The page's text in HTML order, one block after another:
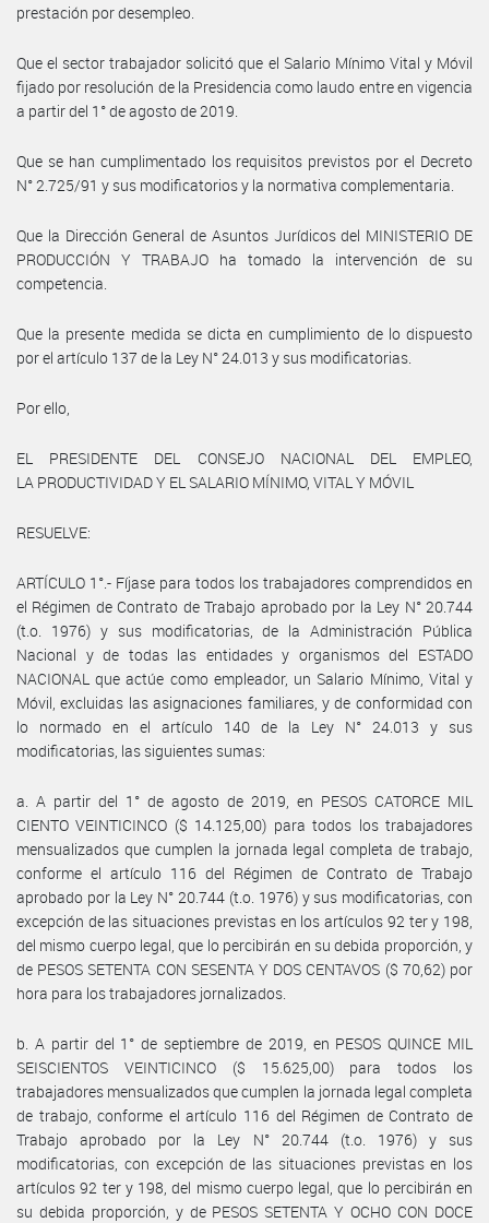
prestación por desempleo.
Que el sector trabajador solicitó que el Salario Mínimo Vital y Móvil
fijado por resolución de la Presidencia como laudo entre en vigencia
a partir del 1° de agosto de 2019.
Que se han cumplimentado los requisitos previstos por el Decreto
N° 2.725/91 y sus modificatorios y la normativa complementaria.
Que la Dirección General de Asuntos Jurídicos del MINISTERIO DE
PRODUCCIÓN Y TRABAJO ha tomado la intervención de su
competencia.
Que la presente medida se dicta en cumplimiento de lo dispuesto
por el artículo 137 de la Ley N° 24.013 y sus modificatorias.
Por ello,
EL PRESIDENTE DEL CONSEJO NACIONAL DEL EMPLEO,
LA PRODUCTIVIDAD Y EL SALARIO MÍNIMO, VITAL Y MÓVIL
RESUELVE:
ARTÍCULO 1°.- Fíjase para todos los trabajadores comprendidos en
el Régimen de Contrato de Trabajo aprobado por la Ley N° 20.744
(t.o. 1976) y sus modificatorias, de la Administración Pública
Nacional y de todas las entidades y organismos del ESTADO
NACIONAL que actúe como empleador, un Salario Mínimo, Vital y
Móvil, excluidas las asignaciones familiares, y de conformidad con
lo normado en el artículo 140 de la Ley N° 24.013 y sus
modificatorias, las siguientes sumas:
a. A partir del 1° de agosto de 2019, en PESOS CATORCE MIL
CIENTO VEINTICINCO ($ 14.125,00) para todos los trabajadores
mensualizados que cumplen la jornada legal completa de trabajo,
conforme el artículo 116 del Régimen de Contrato de Trabajo
aprobado por la Ley N° 20.744 (t.o. 1976) y sus modificatorias, con
excepción de las situaciones previstas en los artículos 92 ter y 198,
del mismo cuerpo legal, que lo percibirán en su debida proporción, y
de PESOS SETENTA CON SESENTA Y DOS CENTAVOS ($ 70,62) por
hora para los trabajadores jornalizados.
b. A partir del 1° de septiembre de 2019, en PESOS QUINCE MIL
SEISCIENTOS VEINTICINCO ($ 15.625,00) para todos los
trabajadores mensualizados que cumplen la jornada legal completa
de trabajo, conforme el artículo 116 del Régimen de Contrato de
Trabajo aprobado por la Ley N° 20.744 (t.o. 1976) y sus
modificatorias, con excepción de las situaciones previstas en los
artículos 92 ter y 198, del mismo cuerpo legal, que lo percibirán en
su debida proporción, y de PESOS SETENTA Y OCHO CON DOCE